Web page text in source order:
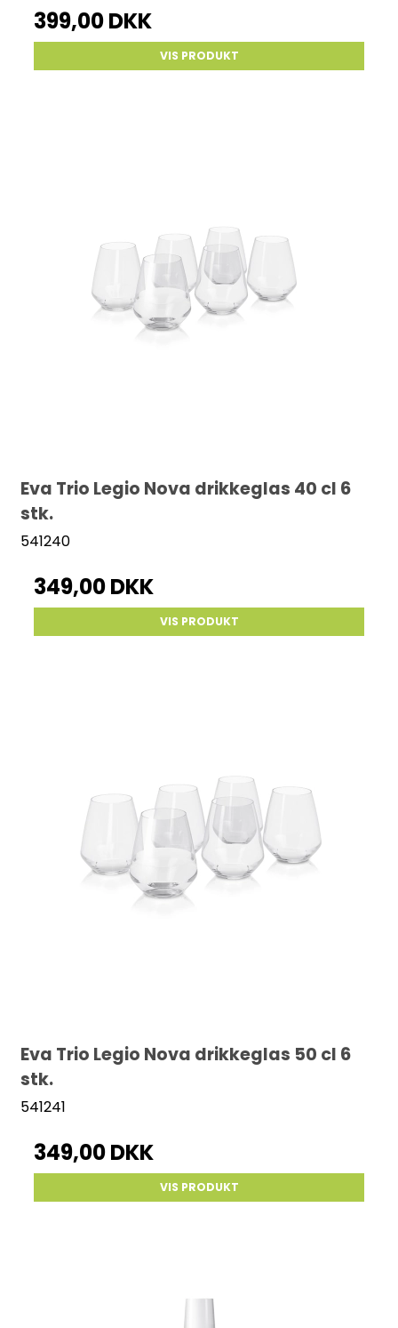
399,00 DKK
VIS PRODUKT
Eva Trio Legio Nova drikkeglas 40 cl 6
stk.
541240
349,00 DKK
VIS PRODUKT
Eva Trio Legio Nova drikkeglas 50 cl 6
stk.
541241
349,00 DKK
VIS PRODUKT